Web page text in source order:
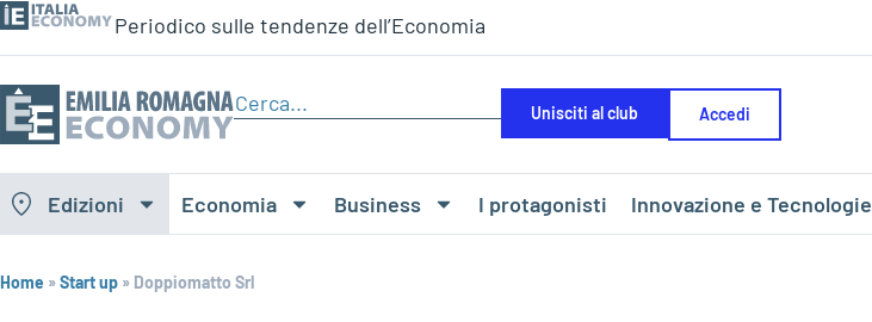
Periodico sulle tendenze dell’Economia
Unisciti al club Accedi
Edizioni Economia Business I protagonisti Innovazione e Tecnologie
Home »Start up » Doppiomatto Srl